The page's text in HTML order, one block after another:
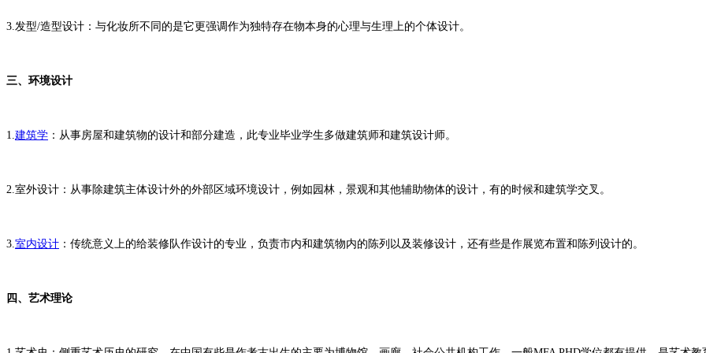
3.发型/造型设计：与化妆所不同的是它更强调作为独特存在物本身的心理与生理上的个体设计。
三、环境设计
1. 建筑学 ：从事房屋和建筑物的设计和部分建造，此专业毕业学生多做建筑师和建筑设计师。
2.室外设计：从事除建筑主体设计外的外部区域环境设计，例如园林，景观和其他辅助物体的设计，有的时候和建筑学交叉。
3. 室内设计 ：传统意义上的给装修队作设计的专业，负责市内和建筑物内的陈列以及装修设计，还有些是作展览布置和陈列设计的。
四、艺术理论